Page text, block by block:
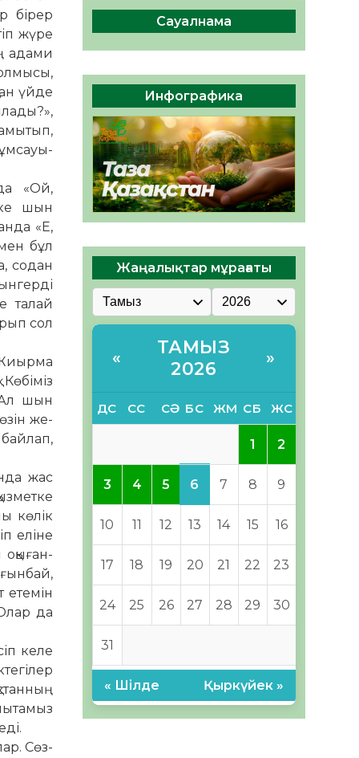
бірер
жүре
адами
үйде
«Ой,
шын
«Е,
бұл
содан
талай
сол
Жиырма
Ал шын
же­
жас
көлік
еліне
етемін
да
келе
Сөз­
04.08.2026 50 0
Құрылтай: Қызылордада
1344 комиссия мүшесінің
04.08.2026
41 0
ҚҰРЫЛТАЙ САЙЛАУЫ – ЕЛ
БІРЛІГІ МЕН АЗАМАТТЫҚ
ЖАУАПКЕРШІЛІКТІҢ
КӨРІНІСІ
04.08.2026 53 0
Сауалнама
Инфографика
Жаңалықтар мұрағаты
«
ТАМЫЗ
2026
»
ДС СС СӘ БС ЖМ СБ ЖС
1 2
3 4 5 6 7 8 9
10 11 12 13 14 15 16
17 18 19 20 21 22 23
24 25 26 27 28 29 30
31
« Шілде Қыркүйек »